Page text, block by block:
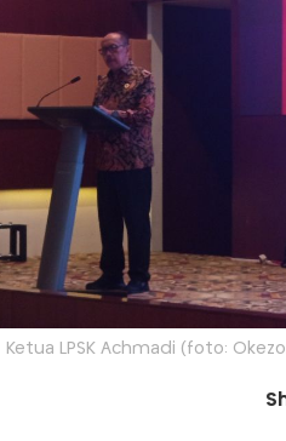
Ketua LPSK Achmadi (foto: